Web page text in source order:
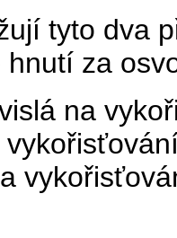
tyto dva
hnutí za
na